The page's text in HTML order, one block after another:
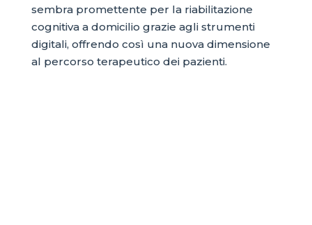
sembra promettente per la riabilitazione
cognitiva a domicilio grazie agli strumenti
digitali, offrendo così una nuova dimensione
al percorso terapeutico dei pazienti.